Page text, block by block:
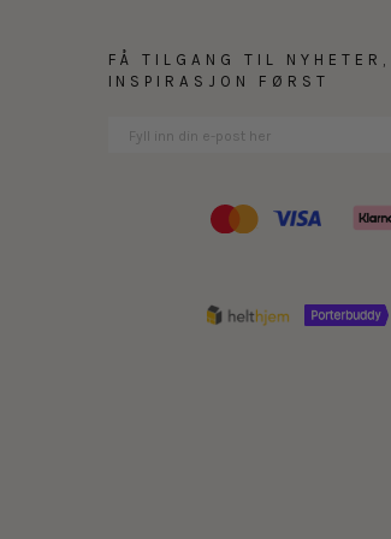
FÅ TILGANG TIL
INSPIRASJON FØRST